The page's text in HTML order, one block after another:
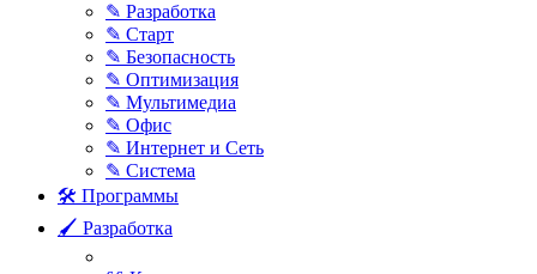
✎ Разработка
✎ Старт
✎ Безопасность
✎ Оптимизация
✎ Мультимедиа
✎ Офис
✎ Интернет и Сеть
✎ Система
🛠 Программы
🖌 Разработка